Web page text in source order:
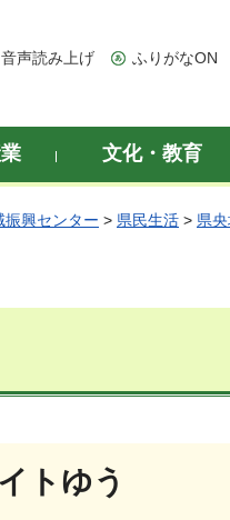
音声読み上げ ふりがなON
文化・教育
振興センター > 県民生活 > 県
トゆう